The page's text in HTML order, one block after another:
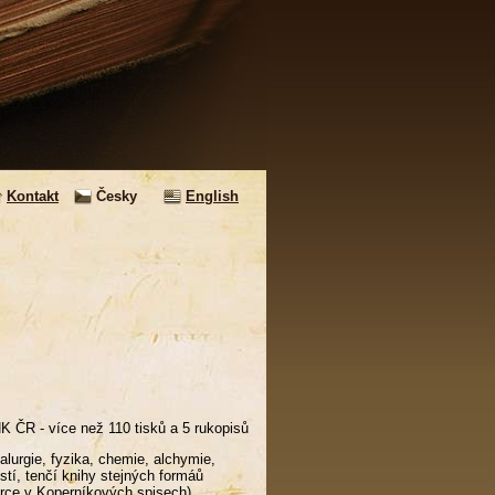
Kontakt Česky English
ČR - více než 110 tisků a 5 rukopisů
fyzika, chemie, alchymie,
tenčí knihy stejných formáů